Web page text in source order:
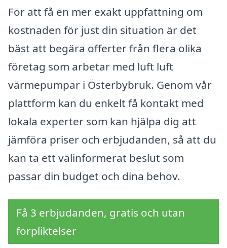
För att få en mer exakt uppfattning om
kostnaden för just din situation är det
bäst att begära offerter från flera olika
företag som arbetar med luft luft
värmepumpar i Österbybruk. Genom vår
plattform kan du enkelt få kontakt med
lokala experter som kan hjälpa dig att
jämföra priser och erbjudanden, så att du
kan ta ett välinformerat beslut som
passar din budget och dina behov.
Få 3 erbjudanden, gratis och utan
förpliktelser